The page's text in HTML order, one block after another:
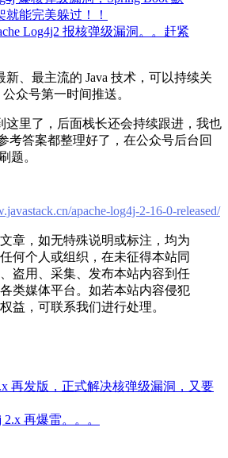
就能完美躲过！！
Log4j2 报核弹级漏洞。。赶紧
、最主流的 Java 技术，可以持续关
众号第一时间推送。
这里了，后面栈长还会持续跟进，我也
考答案都整理好了，在公众号后台回
题。
apache-log4j-2-16-0-released/
章，如无特殊说明或标注，均为
何个人或组织，在未征得本站同
盗用、采集、发布本站内容到任
类媒体平台。如若本站内容侵犯
益，可联系我们进行处理。
再发版，正式解决核弹级漏洞，又要
再爆雷。。。